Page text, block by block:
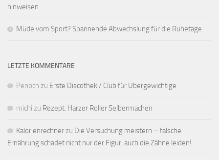
hinweisen
Müde vom Sport? Spannende Abwechslung für die Ruhetage
LETZTE KOMMENTARE
Penoch zu Erste Discothek / Club für Übergewichtige
michi zu Rezept: Harzer Roller Selbermachen
Kalorienrechnerzu Die Versuchung meistern – falsche
Ernährung schadet nicht nur der Figur, auch die Zähne leiden!